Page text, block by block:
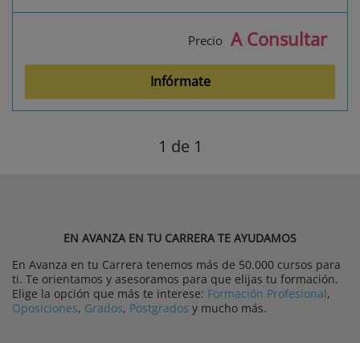
Precio A Consultar
Infórmate
1 de 1
EN AVANZA EN TU CARRERA TE AYUDAMOS
En Avanza en tu Carrera tenemos más de 50.000 cursos para
ti. Te orientamos y asesoramos para que elijas tu formación.
Elige la opción que más te interese: Formación Profesional,
Oposiciones, Grados, Postgrados y mucho más.